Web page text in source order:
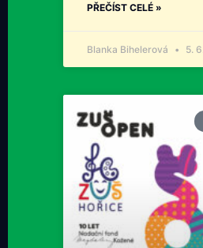
PŘEČÍST CELÉ »
Blanka Bihelerová 5.